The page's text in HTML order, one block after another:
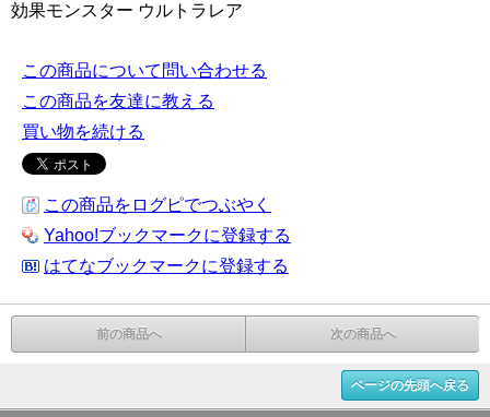
効果モンスター ウルトラレア
この商品について問い合わせる
この商品を友達に教える
買い物を続ける
この商品をログピでつぶやく
Yahoo!ブックマークに登録する
はてなブックマークに登録する
前の商品へ 次の商品へ
ページの先頭へ戻る